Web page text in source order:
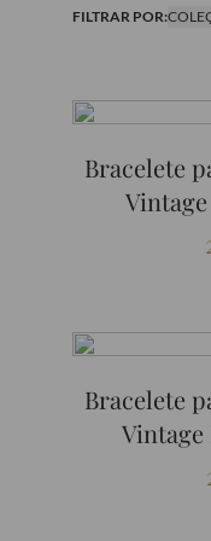
FILTRAR POR:
Bracelete
Bracelete
Vintage